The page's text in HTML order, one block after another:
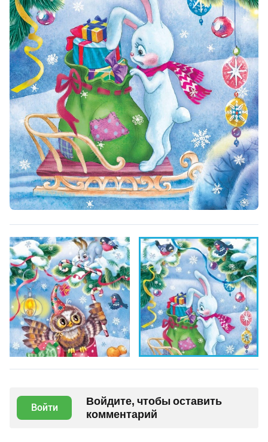
Войти
Войдите, чтобы оставить
комментарий